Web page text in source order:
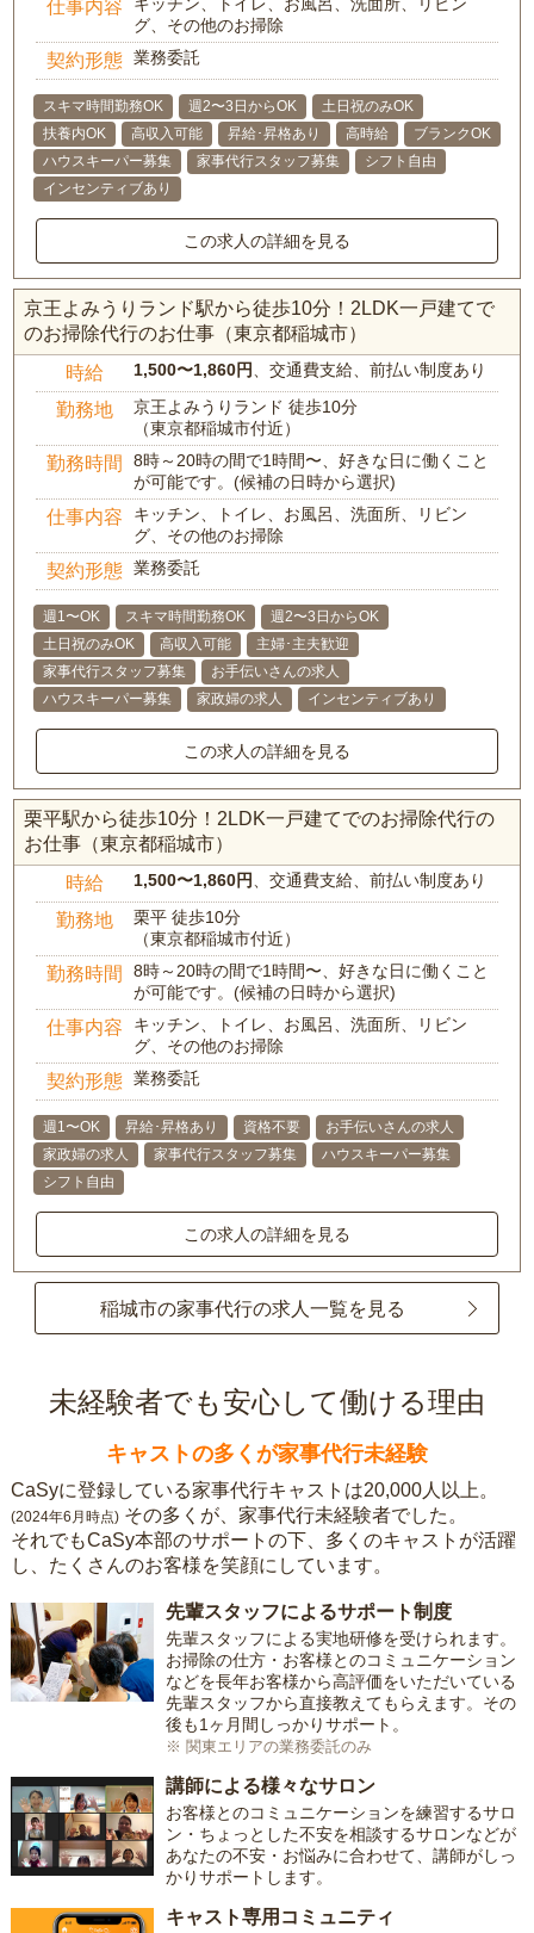
仕事内容
グ、その他のお掃除
契約形態 業務委託
スキマ時間勤務OK 週2〜3日からOK
土日祝のみOK
扶養内OK
高収入可能 昇給･昇格あり 高時給
ブランクOK
ハウスキーパー募集
家事代行スタッフ募集
シフト自由
インセンティブあり
この求人の詳細を見る
京王よみうりランド駅から徒歩10分！2LDK一戸建てで
のお掃除代行のお仕事（東京都稲城市）
時給 1,500〜1,860円 、交通費支給、前払い制度あり
勤務地
京王よみうりランド 徒歩10分
（東京都稲城市付近）
勤務時間
8時～20時の間で1時間〜、好きな日に働くこと
が可能です。(候補の日時から選択)
仕事内容
キッチン、トイレ、お風呂、洗面所、リビン
グ、その他のお掃除
契約形態 業務委託
週1〜OK スキマ時間勤務OK
週2〜3日からOK
土日祝のみOK
高収入可能
主婦･主夫歓迎
家事代行スタッフ募集
お手伝いさんの求人
ハウスキーパー募集
家政婦の求人 インセンティブあり
この求人の詳細を見る
栗平駅から徒歩10分！2LDK一戸建てでのお掃除代行の
お仕事（東京都稲城市）
時給 1,500〜1,860円 、交通費支給、前払い制度あり
勤務地
栗平 徒歩10分
（東京都稲城市付近）
勤務時間
8時～20時の間で1時間〜、好きな日に働くこと
が可能です。(候補の日時から選択)
仕事内容
キッチン、トイレ、お風呂、洗面所、リビン
グ、その他のお掃除
契約形態 業務委託
週1〜OK 昇給･昇格あり 資格不要
お手伝いさんの求人
家政婦の求人
家事代行スタッフ募集
ハウスキーパー募集
シフト自由
この求人の詳細を見る
稲城市の家事代行の求人一覧を見る
未経験者でも安心して働ける理由
キャストの多くが家事代行未経験
CaSyに登録している家事代行キャストは20,000人以上。
(2024年6月時点) その多くが、家事代行未経験者でした。
それでもCaSy本部のサポートの下、多くのキャストが活躍
し、たくさんのお客様を笑顔にしています。
先輩スタッフによるサポート制度
先輩スタッフによる実地研修を受けられます。
お掃除の仕方・お客様とのコミュニケーション
などを長年お客様から高評価をいただいている
先輩スタッフから直接教えてもらえます。その
後も1ヶ月間しっかりサポート。
※ 関東エリアの業務委託のみ
講師による様々なサロン
お客様とのコミュニケーションを練習するサロ
ン・ちょっとした不安を相談するサロンなどが
あなたの不安・お悩みに合わせて、講師がしっ
かりサポートします。
キャスト専用コミュニティ